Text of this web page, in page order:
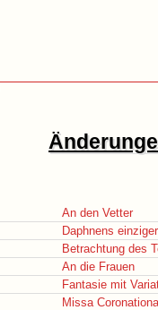
An den Vetter
Daphnens
Betrachtung des
An die Frauen
Fantasie mit
Missa